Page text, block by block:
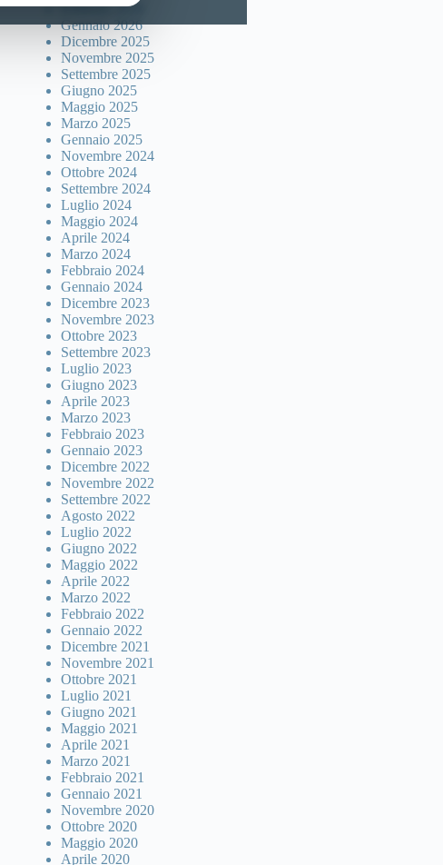
Febbraio 2026
Gennaio 2026
Dicembre 2025
Novembre 2025
Settembre 2025
Giugno 2025
Maggio 2025
Marzo 2025
Gennaio 2025
Novembre 2024
Ottobre 2024
Settembre 2024
Luglio 2024
Maggio 2024
Aprile 2024
Marzo 2024
Febbraio 2024
Gennaio 2024
Dicembre 2023
Novembre 2023
Ottobre 2023
Settembre 2023
Luglio 2023
Giugno 2023
Aprile 2023
Marzo 2023
Febbraio 2023
Gennaio 2023
Dicembre 2022
Novembre 2022
Settembre 2022
Agosto 2022
Luglio 2022
Giugno 2022
Maggio 2022
Aprile 2022
Marzo 2022
Febbraio 2022
Gennaio 2022
Dicembre 2021
Novembre 2021
Ottobre 2021
Luglio 2021
Giugno 2021
Maggio 2021
Aprile 2021
Marzo 2021
Febbraio 2021
Gennaio 2021
Novembre 2020
Ottobre 2020
Maggio 2020
Aprile 2020